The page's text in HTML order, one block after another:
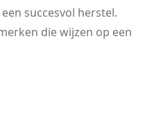
succesvol herstel.
die wijzen op een